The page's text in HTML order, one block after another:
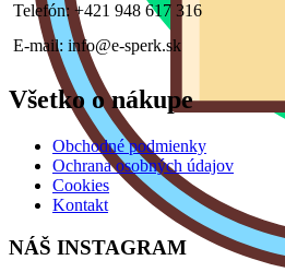
Telefón: +421 948 617 316
E-mail: info@e-sperk.sk
Všetko o nákupe
Obchodné podmienky
Ochrana osobných údajov
Cookies
Kontakt
NÁŠ INSTAGRAM